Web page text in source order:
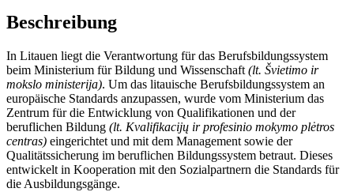
Beschreibung
In Litauen liegt die Verantwortung für das Berufsbildungssystem
beim Ministerium für Bildung und Wissenschaft (lt. Švietimo ir
mokslo ministerija). Um das litauische Berufsbildungssystem an
europäische Standards anzupassen, wurde vom Ministerium das
Zentrum für die Entwicklung von Qualifikationen und der
beruflichen Bildung (lt. Kvalifikacijų ir profesinio mokymo plėtros
centras) eingerichtet und mit dem Management sowie der
Qualitätssicherung im beruflichen Bildungssystem betraut. Dieses
entwickelt in Kooperation mit den Sozialpartnern die Standards für
die Ausbildungsgänge.